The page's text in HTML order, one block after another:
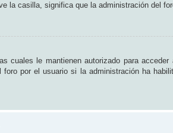
la casilla, significa que la administración del
cuales le mantienen autorizado para
por el usuario si la administración ha